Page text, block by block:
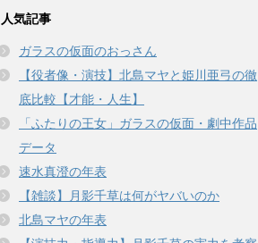
人気記事
ガラスの仮面のおっさん
【役者像・演技】北島マヤと姫川亜弓の徹
底比較【才能・人生】
「ふたりの王女」ガラスの仮面・劇中作品
データ
速水真澄の年表
【雑談】月影千草は何がヤバいのか
北島マヤの年表